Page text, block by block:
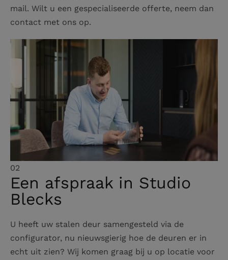
mail. Wilt u een gespecialiseerde offerte, neem dan
contact met ons op.
02
Een afspraak in Studio
Blecks
U heeft uw stalen deur samengesteld via de
configurator, nu nieuwsgierig hoe de deuren er in
echt uit zien? Wij komen graag bij u op locatie voor